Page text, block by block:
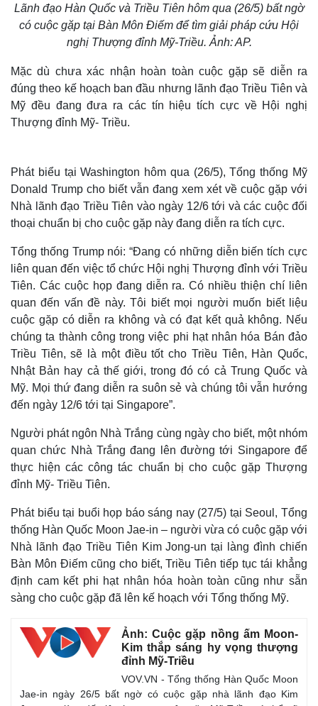
Thế giới
Quan sát
Hồ sơ
Multimedia
E-Magazine
Infographic
Lãnh đạo Hàn Quốc và Triều Tiên hôm qua (26/5) bất ngờ
có cuộc gặp tại Bàn Môn Điếm để tìm giải pháp cứu Hội
nghị Thượng đỉnh Mỹ-Triều. Ảnh: AP.
Mặc dù chưa xác nhận hoàn toàn cuộc gặp sẽ diễn ra
đúng theo kế hoạch ban đầu nhưng lãnh đạo Triều Tiên và
Mỹ đều đang đưa ra các tín hiệu tích cực về Hội nghị
Thượng đỉnh Mỹ- Triều.
Phát biểu tại Washington hôm qua (26/5), Tổng thống Mỹ
Donald Trump cho biết vẫn đang xem xét về cuộc gặp với
Nhà lãnh đạo Triều Tiên vào ngày 12/6 tới và các cuộc đối
thoại chuẩn bị cho cuộc gặp này đang diễn ra tích cực.
Tổng thống Trump nói: “Đang có những diễn biến tích cực
liên quan đến việc tổ chức Hội nghị Thượng đỉnh với Triều
Tiên. Các cuộc họp đang diễn ra. Có nhiều thiện chí liên
quan đến vấn đề này. Tôi biết mọi người muốn biết liệu
cuộc gặp có diễn ra không và có đạt kết quả không. Nếu
chúng ta thành công trong việc phi hạt nhân hóa Bán đảo
Triều Tiên, sẽ là một điều tốt cho Triều Tiên, Hàn Quốc,
Nhật Bản hay cả thế giới, trong đó có cả Trung Quốc và
Mỹ. Mọi thứ đang diễn ra suôn sẻ và chúng tôi vẫn hướng
đến ngày 12/6 tới tại Singapore”.
Người phát ngôn Nhà Trắng cùng ngày cho biết, một nhóm
quan chức Nhà Trắng đang lên đường tới Singapore để
thực hiện các công tác chuẩn bị cho cuộc gặp Thượng
đỉnh Mỹ- Triều Tiên.
Phát biểu tại buổi họp báo sáng nay (27/5) tại Seoul, Tổng
thống Hàn Quốc Moon Jae-in – người vừa có cuộc gặp với
Nhà lãnh đạo Triều Tiên Kim Jong-un tại làng đình chiến
Bàn Môn Điếm cũng cho biết, Triều Tiên tiếp tục tái khẳng
định cam kết phi hạt nhân hóa hoàn toàn cũng như sẵn
sàng cho cuộc gặp đã lên kế hoạch với Tổng thống Mỹ.
Ảnh: Cuộc gặp nồng ấm Moon-
Kim thắp sáng hy vọng thượng
đỉnh Mỹ-Triều
VOV.VN - Tổng thống Hàn Quốc Moon
Jae-in ngày 26/5 bất ngờ có cuộc gặp nhà lãnh đạo Kim